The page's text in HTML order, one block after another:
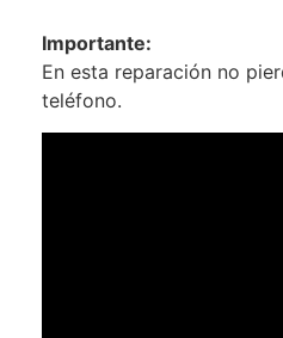
Importante:
En esta reparación no
teléfono.